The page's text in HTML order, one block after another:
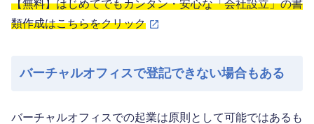
【無料】はじめてでもカンタン・安心な「会社設立」の書
類作成はこちらをクリック
バーチャルオフィスで登記できない場合もある
バーチャルオフィスでの起業は原則として可能ではあるも